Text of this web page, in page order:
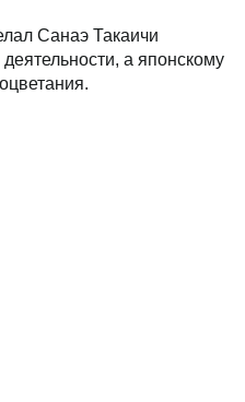
Санаэ Такаичи
а японскому